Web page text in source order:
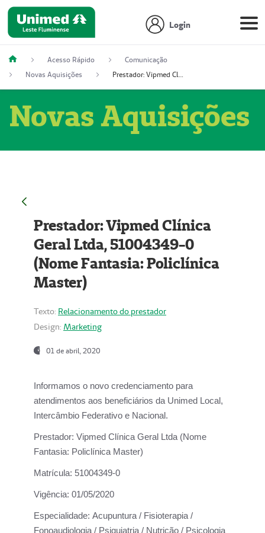
Login
Acesso Rápido
Comunicação
Novas Aquisições
Prestador: Vipmed Clínica Geral Ltda, 51004349-0 (Nome Fantasia: Policlínica Master)
Novas Aquisições
Prestador: Vipmed Clínica
Geral Ltda, 51004349-0
(Nome Fantasia: Policlínica
Master)
Texto: Relacionamento do prestador
Design: Marketing
01 de abril, 2020
Informamos o novo credenciamento para
atendimentos aos beneficiários da Unimed Local,
Intercâmbio Federativo e Nacional.
Prestador: Vipmed Clínica Geral Ltda (Nome
Fantasia: Policlínica Master)
Matrícula: 51004349-0
Vigência: 01/05/2020
Especialidade: Acupuntura / Fisioterapia /
Fonoaudiologia / Psiquiatria / Nutrição / Psicologia